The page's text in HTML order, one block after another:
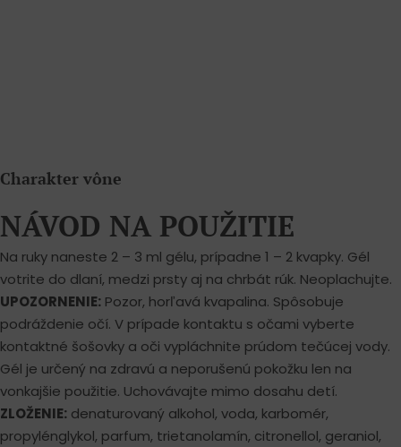
Charakter vône
NÁVOD NA POUŽITIE
Na ruky naneste 2 – 3 ml gélu, prípadne 1 – 2 kvapky. Gél
votrite do dlaní, medzi prsty aj na chrbát rúk. Neoplachujte.
UPOZORNENIE: Pozor, horľavá kvapalina. Spôsobuje
podráždenie očí. V prípade kontaktu s očami vyberte
kontaktné šošovky a oči vypláchnite prúdom tečúcej vody.
Gél je určený na zdravú a neporušenú pokožku len na
vonkajšie použitie. Uchovávajte mimo dosahu detí.
ZLOŽENIE: denaturovaný alkohol, voda, karbomér,
propylénglykol, parfum, trietanolamín, citronellol, geraniol,